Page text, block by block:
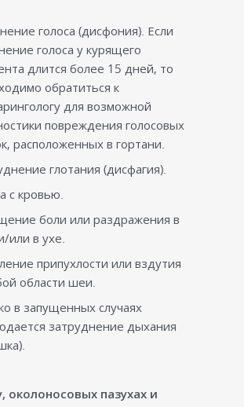
голоса (дисфония). Если
голоса у курящего
длится более 15 дней, то
обратиться к
для возможной
повреждения голосовых
расположенных в гортани.
глотания (дисфагия).
с кровью.
боли или раздражения в
или в ухе.
припухлости или вздутия
области шеи.
в запущенных случаях
затруднение дыхания
околоносовых пазухах и